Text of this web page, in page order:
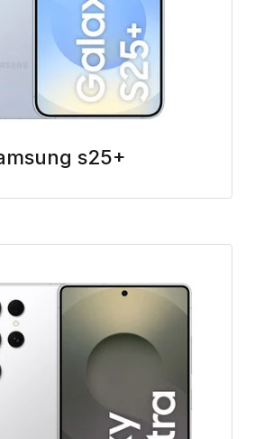
s25+